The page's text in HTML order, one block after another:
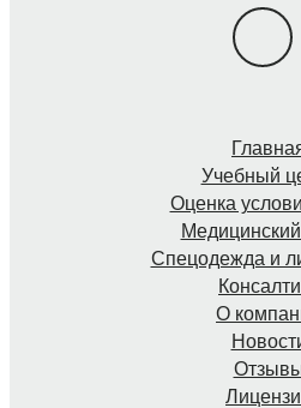
Учебный
Оценка
Спецодежда и
О